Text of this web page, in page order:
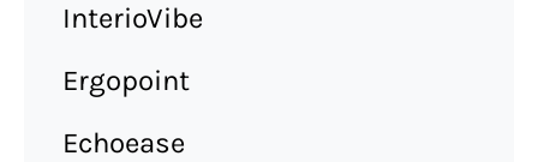
InterioVibe
Ergopoint
Echoease